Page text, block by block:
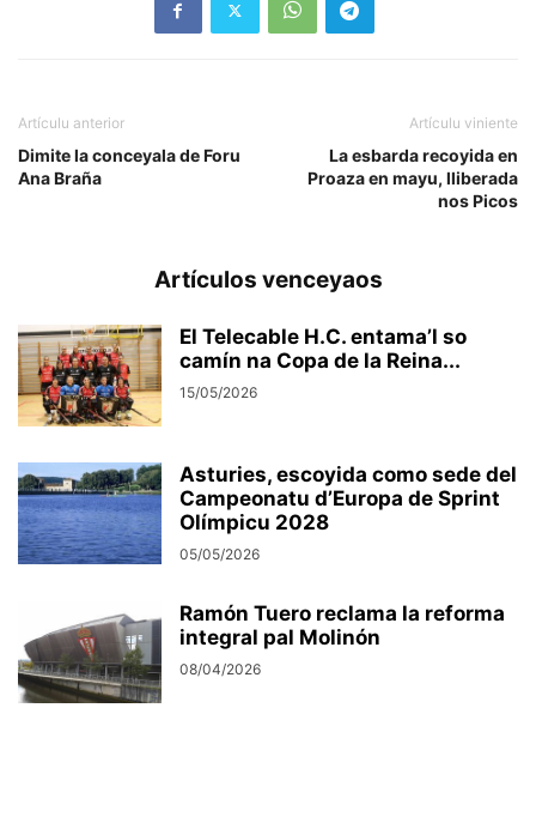
Artículu anterior
Dimite la conceyala de Foru
Ana Braña
Artículu viniente
La esbarda recoyida en
Proaza en mayu, lliberada
nos Picos
Artículos venceyaos
El Telecable H.C. entama’l so
camín na Copa de la Reina...
15/05/2026
Asturies, escoyida como sede del
Campeonatu d’Europa de Sprint
Olímpicu 2028
05/05/2026
Ramón Tuero reclama la reforma
integral pal Molinón
08/04/2026